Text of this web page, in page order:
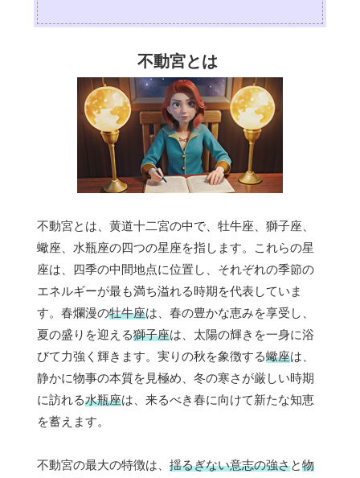
不動宮とは
不動宮とは、黄道十二宮の中で、牡牛座、獅子座、
蠍座、水瓶座の四つの星座を指します。これらの星
座は、四季の中間地点に位置し、それぞれの季節の
エネルギーが最も満ち溢れる時期を代表していま
す。春爛漫の牡牛座は、春の豊かな恵みを享受し、
夏の盛りを迎える獅子座は、太陽の輝きを一身に浴
びて力強く輝きます。実りの秋を象徴する蠍座は、
静かに物事の本質を見極め、冬の寒さが厳しい時期
に訪れる水瓶座は、来るべき春に向けて新たな知恵
を蓄えます。
不動宮の最大の特徴は、 揺るぎない意志の強さと物